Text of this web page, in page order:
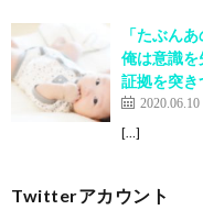
「たぶん
俺は意識
証拠を突
2020.06.10
[…]
Twitterアカウント